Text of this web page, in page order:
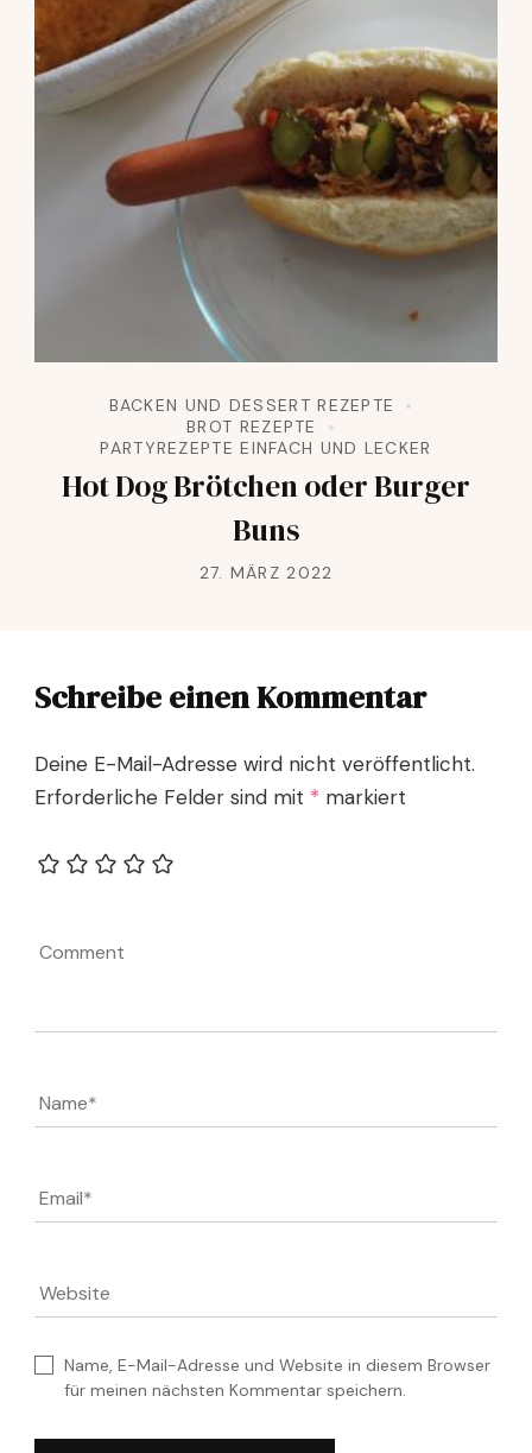
BACKEN UND DESSERT REZEPTE
BROT REZEPTE
PARTYREZEPTE EINFACH UND LECKER
Hot Dog Brötchen oder Burger
Buns
27. MÄRZ 2022
Schreibe einen Kommentar
Deine E-Mail-Adresse wird nicht veröffentlicht.
Erforderliche Felder sind mit * markiert
Name*
Email*
Website
Name, E-Mail-Adresse und Website in diesem Browser
für meinen nächsten Kommentar speichern.